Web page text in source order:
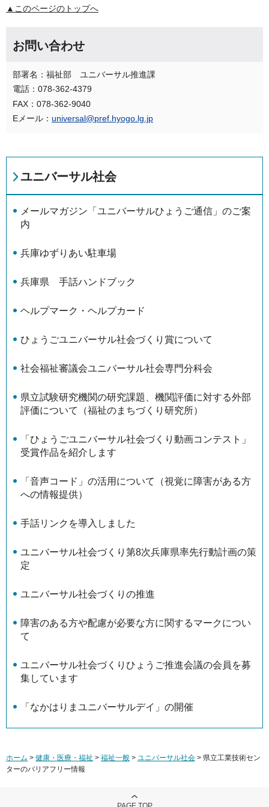
▲このページのトップへ
お問い合わせ
部署名：福祉部 ユニバーサル推進課
電話：078-362-4379
FAX：078-362-9040
Eメール： universal@pref.hyogo.lg.jp
ユニバーサル社会
メールマガジン「ユニバーサルひょうご通信」のご案
内
兵庫ゆずりあい駐車場
兵庫県 手話ハンドブック
ヘルプマーク・ヘルプカード
ひょうごユニバーサル社会づくり賞について
社会福祉審議会ユニバーサル社会専門分科会
県立試験研究機関の研究課題、機関評価に対する外部
評価について（福祉のまちづくり研究所）
「ひょうごユニバーサル社会づくり動画コンテスト」
受賞作品を紹介します
「音声コード」の活用について（視覚に障害がある方
への情報提供）
手話リンクを導入しました
ユニバーサル社会づくり第8次兵庫県率先行動計画の策
定
ユニバーサル社会づくりの推進
障害のある方や配慮が必要な方に関するマークについ
て
ユニバーサル社会づくりひょうご推進会議の会員を募
集しています
「なかはりまユニバーサルデイ」の開催
ホーム > 健康・医療・福祉 > 福祉一般 > ユニバーサル社会 > 県立工業技術セン
ターのバリアフリー情報